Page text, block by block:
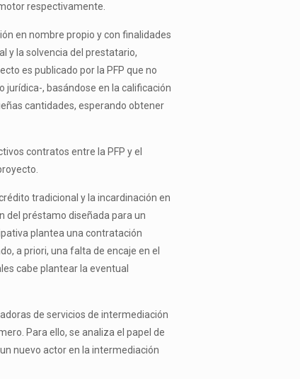
respectivamente.
en nombre propio y con finalidades
y la solvencia del prestatario,
es publicado por la PFP que no
jurídica-, basándose en la calificación
cantidades, esperando obtener
contratos entre la PFP y el
tradicional y la incardinación en
del préstamo diseñada para un
plantea una contratación
a priori, una falta de encaje en el
cabe plantear la eventual
de servicios de intermediación
Para ello, se analiza el papel de
nuevo actor en la intermediación